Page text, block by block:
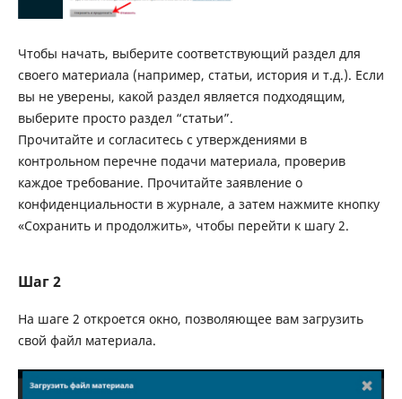
Чтобы начать, выберите соответствующий раздел для
своего материала (например, статьи, история и т.д.). Если
вы не уверены, какой раздел является подходящим,
выберите просто раздел “статьи”.
Прочитайте и согласитесь с утверждениями в
контрольном перечне подачи материала, проверив
каждое требование. Прочитайте заявление о
конфиденциальности в журнале, а затем нажмите кнопку
«Сохранить и продолжить», чтобы перейти к шагу 2.
Шаг 2
На шаге 2 откроется окно, позволяющее вам загрузить
свой файл материала.